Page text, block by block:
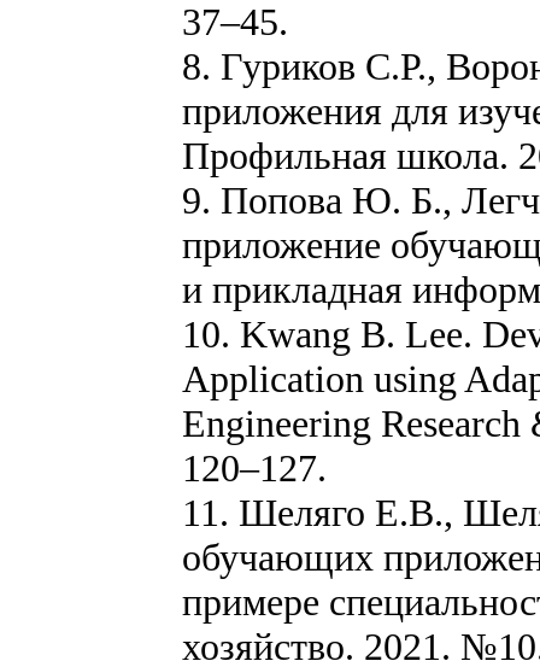
37–45.
8. Гуриков С.Р.,
приложения для
Профильная школа.
9. Попова Ю. Б.,
приложение
и прикладная
10. Kwang B. Lee.
Application using
Engineering
120–127.
11. Шеляго Е.В.,
обучающих
примере
хозяйство. 2021.